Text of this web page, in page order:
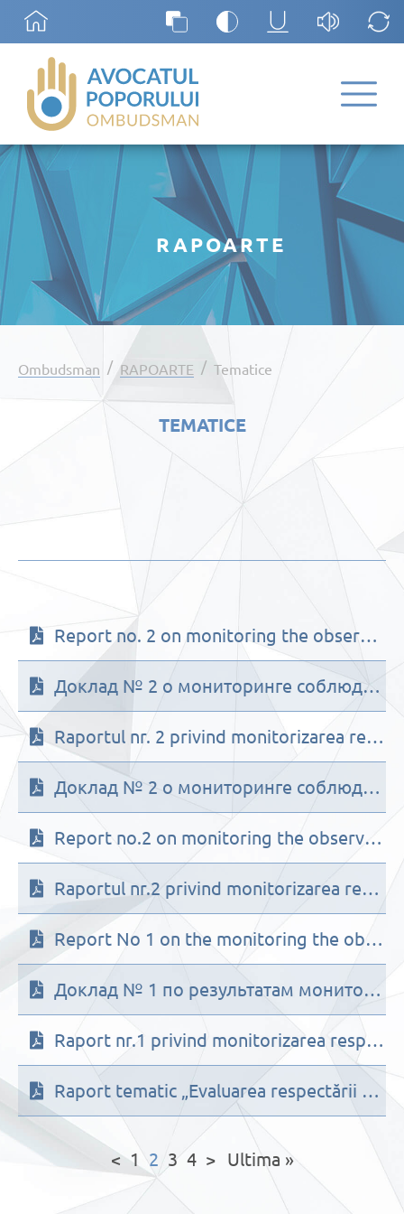
RAPOARTE
Ombudsman / RAPOARTE / Tematice
TEMATICE
Report no. 2 on monitoring the observance of the rights of refugees from Ukraine in the context of the state of emergency for the period May – July 2022
Доклад № 2 о мониторинге соблюдения прав беженцев из Украины в связи с чрезвычайным положением, за период май – июль 2022 г.
Raportul nr. 2 privind monitorizarea respectării drepturilor persoanelor refugiate din Ucraina, în contextul stării de urgenţă pentru perioada Mai-Iulie 2022
Доклад № 2 о мониторинге соблюдения прав беженцев из Украины в связи с чрезвычайным положением, за период май – июль 2022 г.
Report no.2 on monitoring the observance of the rights of refugees from Ukraine in the context of the state of emergency for the period May – July 2022
Raportul nr.2 privind monitorizarea respectării drepturilor persoanelor refugiate din Ucraina, în contextul stării de urgenţă pentru perioada Mai-Iulie 2022
Report No 1 on the monitoring the observance of the rights of foreigners from Ukraine in the context of the state of emergency for the period from February 25 to April 30 2022
Доклад № 1 по результатам мониторинга соблюдения прав граждан Украины, находящихся на территории Республики Молдова в контексте чрезвычайного положения за период 25 февраля – 30 апреля 2022 г
Raport nr.1 privind monitorizarea respectării drepturilor persoanelor străine din Ucraina în contextul stării de urgență pentru perioada 25 februarie – 30 aprilie 2022
Raport tematic „Evaluarea respectării drepturilor și libertăților copilului instituționalizat în Centrele ftiziopneumologice de reabilitare pentru copii din Cornești și Târnova”
< 1 2 3 4 > Ultima »